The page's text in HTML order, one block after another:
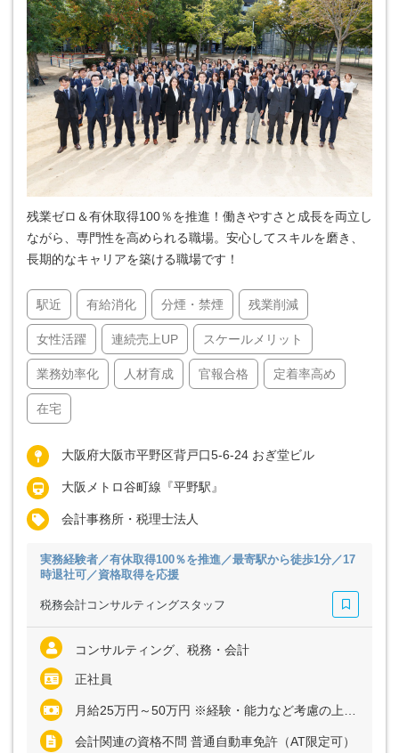
残業ゼロ＆有休取得100％を推進！働きやすさと成長を両立し
ながら、専門性を高められる職場。安心してスキルを磨き、
長期的なキャリアを築ける職場です！
駅近 有給消化 分煙・禁煙 残業削減
女性活躍 連続売上UP スケールメリット
業務効率化 人材育成 官報合格 定着率高め
在宅
大阪府大阪市平野区背戸口5-6-24 おぎ堂ビル
大阪メトロ谷町線『平野駅』
会計事務所・税理士法人
実務経験者／有休取得100％を推進／最寄駅から徒歩1分／17
時退社可／資格取得を応援
税務会計コンサルティングスタッフ
コンサルティング、税務・会計
正社員
月給25万円～50万円 ※経験・能力など考慮の上、決定いたします ※残業代は全額支給
会計関連の資格不問 普通自動車免許（AT限定可）